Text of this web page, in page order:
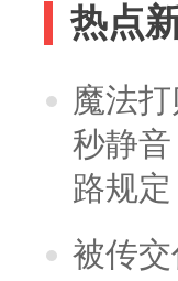
热点
魔法
秒静
路规定
被传